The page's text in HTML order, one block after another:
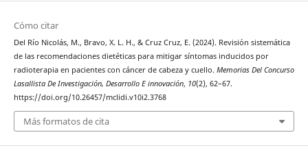
Cómo citar
Del Río Nicolás, M., Bravo, X. L. H., & Cruz Cruz, E. (2024). Revisión sistemática
de las recomendaciones dietéticas para mitigar síntomas inducidos por
radioterapia en pacientes con cáncer de cabeza y cuello. Memorias Del Concurso
Lasallista De Investigación, Desarrollo E innovación, 10(2), 62–67.
https://doi.org/10.26457/mclidi.v10i2.3768
Más formatos de cita